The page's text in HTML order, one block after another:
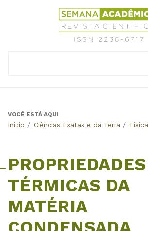
Revista
Científica
Semana
Back
VOCÊ ESTÁ AQUI
Início / Ciências Exatas e da Terra / Física
PROPRIEDADES
TÉRMICAS DA
MATÉRIA